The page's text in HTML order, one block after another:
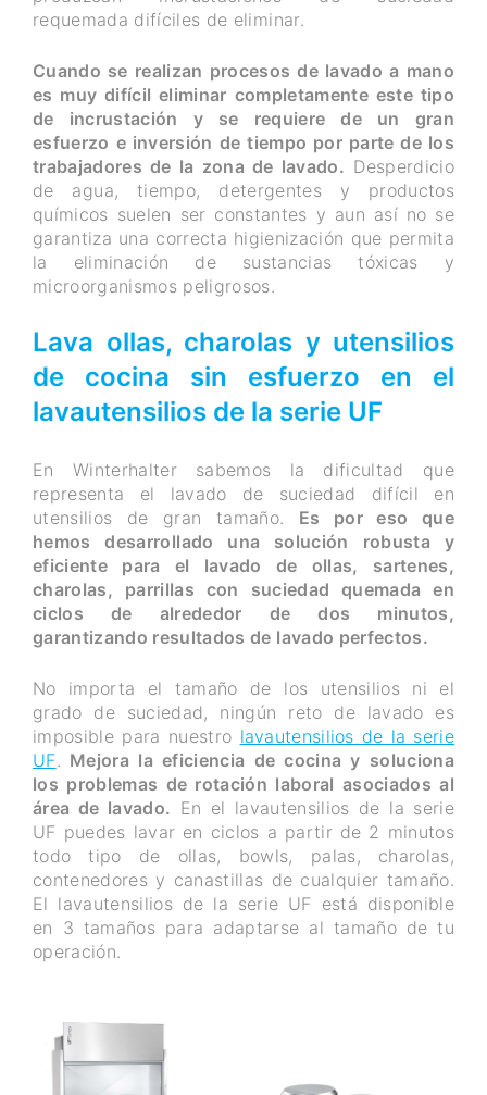
requemada difíciles de eliminar.
Cuando se realizan procesos de lavado a mano
es muy difícil eliminar completamente este tipo
de incrustación y se requiere de un gran
esfuerzo e inversión de tiempo por parte de los
trabajadores de la zona de lavado. Desperdicio
de agua, tiempo, detergentes y productos
químicos suelen ser constantes y aun así no se
garantiza una correcta higienización que permita
la eliminación de sustancias tóxicas y
microorganismos peligrosos.
Lava ollas, charolas y utensilios
de cocina sin esfuerzo en el
lavautensilios de la serie UF
En Winterhalter sabemos la dificultad que
representa el lavado de suciedad difícil en
utensilios de gran tamaño. Es por eso que
hemos desarrollado una solución robusta y
eficiente para el lavado de ollas, sartenes,
charolas, parrillas con suciedad quemada en
ciclos de alrededor de dos minutos,
garantizando resultados de lavado perfectos.
No importa el tamaño de los utensilios ni el
grado de suciedad, ningún reto de lavado es
imposible para nuestro lavautensilios de la serie
UF. Mejora la eficiencia de cocina y soluciona
los problemas de rotación laboral asociados al
área de lavado. En el lavautensilios de la serie
UF puedes lavar en ciclos a partir de 2 minutos
todo tipo de ollas, bowls, palas, charolas,
contenedores y canastillas de cualquier tamaño.
El lavautensilios de la serie UF está disponible
en 3 tamaños para adaptarse al tamaño de tu
operación.